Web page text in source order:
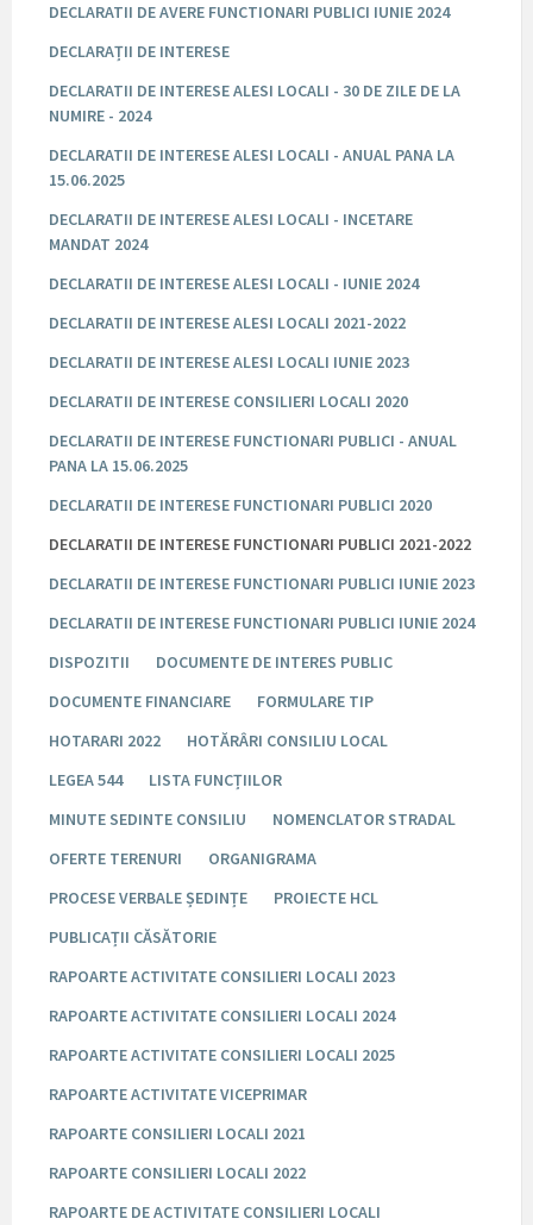
DECLARATII DE AVERE FUNCTIONARI PUBLICI IUNIE 2024
DECLARAȚII DE INTERESE
DECLARATII DE INTERESE ALESI LOCALI - 30 DE ZILE DE LA
NUMIRE - 2024
DECLARATII DE INTERESE ALESI LOCALI - ANUAL PANA LA
15.06.2025
DECLARATII DE INTERESE ALESI LOCALI - INCETARE
MANDAT 2024
DECLARATII DE INTERESE ALESI LOCALI - IUNIE 2024
DECLARATII DE INTERESE ALESI LOCALI 2021-2022
DECLARATII DE INTERESE ALESI LOCALI IUNIE 2023
DECLARATII DE INTERESE CONSILIERI LOCALI 2020
DECLARATII DE INTERESE FUNCTIONARI PUBLICI - ANUAL
PANA LA 15.06.2025
DECLARATII DE INTERESE FUNCTIONARI PUBLICI 2020
DECLARATII DE INTERESE FUNCTIONARI PUBLICI 2021-2022
DECLARATII DE INTERESE FUNCTIONARI PUBLICI IUNIE 2023
DECLARATII DE INTERESE FUNCTIONARI PUBLICI IUNIE 2024
DISPOZITII
DOCUMENTE DE INTERES PUBLIC
DOCUMENTE FINANCIARE
FORMULARE TIP
HOTARARI 2022
HOTĂRÂRI CONSILIU LOCAL
LEGEA 544
LISTA FUNCȚIILOR
MINUTE SEDINTE CONSILIU
NOMENCLATOR STRADAL
OFERTE TERENURI
ORGANIGRAMA
PROCESE VERBALE ȘEDINȚE
PROIECTE HCL
PUBLICAȚII CĂSĂTORIE
RAPOARTE ACTIVITATE CONSILIERI LOCALI 2023
RAPOARTE ACTIVITATE CONSILIERI LOCALI 2024
RAPOARTE ACTIVITATE CONSILIERI LOCALI 2025
RAPOARTE ACTIVITATE VICEPRIMAR
RAPOARTE CONSILIERI LOCALI 2021
RAPOARTE CONSILIERI LOCALI 2022
RAPOARTE DE ACTIVITATE CONSILIERI LOCALI